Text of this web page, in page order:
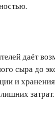
даёт
сыра до
и
затрат.